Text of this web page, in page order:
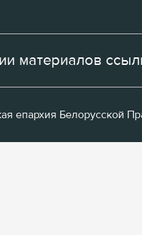
материалов
епархия Белорусской